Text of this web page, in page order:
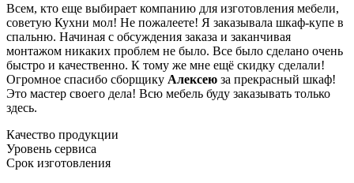
Всем, кто еще выбирает компанию для изготовления мебели,
советую Кухни мол! Не пожалеете! Я заказывала шкаф-купе в
спальню. Начиная с обсуждения заказа и заканчивая
монтажом никаких проблем не было. Все было сделано очень
быстро и качественно. К тому же мне ещё скидку сделали!
Огромное спасибо сборщику Алексею за прекрасный шкаф!
Это мастер своего дела! Всю мебель буду заказывать только
здесь.
Качество продукции
Уровень сервиса
Срок изготовления